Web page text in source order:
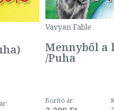
Vavyan Fable
Mennyből a
/Puha
Borító ár: